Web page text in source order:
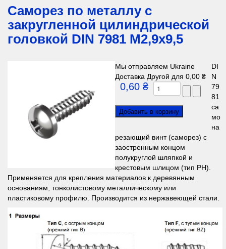
Саморез по металлу с
закругленной цилиндрической
головкой DIN 7981 M2,9х9,5
Мы отправляем Ukraine
Доставка Другой для 0,00 ₴
0,60 ₴
DI
N
79
81
са
мо
на
резающий винт (саморез) с
заостренным концом
полукруглой шляпкой и
крестовым шлицом (тип PH).
Применяется для крепления материалов к деревянным
основаниям, тонколистовому металлическому или
пластиковому профилю. Производится из нержавеющей стали.